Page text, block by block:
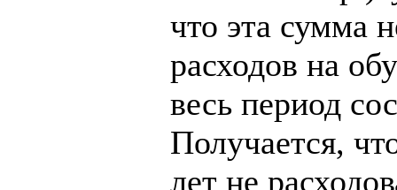
что эта сумма
расходов на
весь период
Получается,
лет не